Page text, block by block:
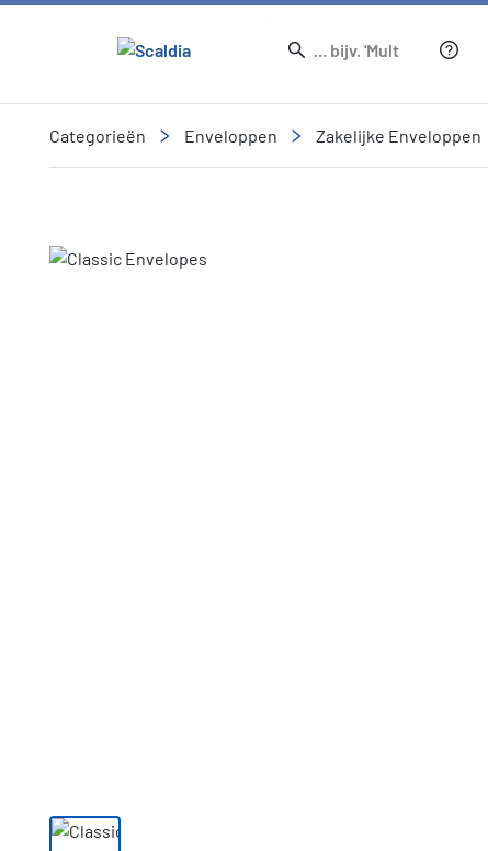
Categorieën Enveloppen Zakelijke Enveloppen
Slide 1 of 1